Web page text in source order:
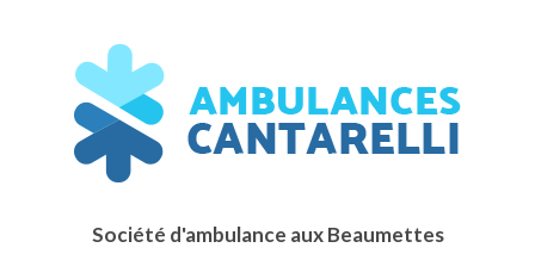
Société d'ambulance aux Beaumettes